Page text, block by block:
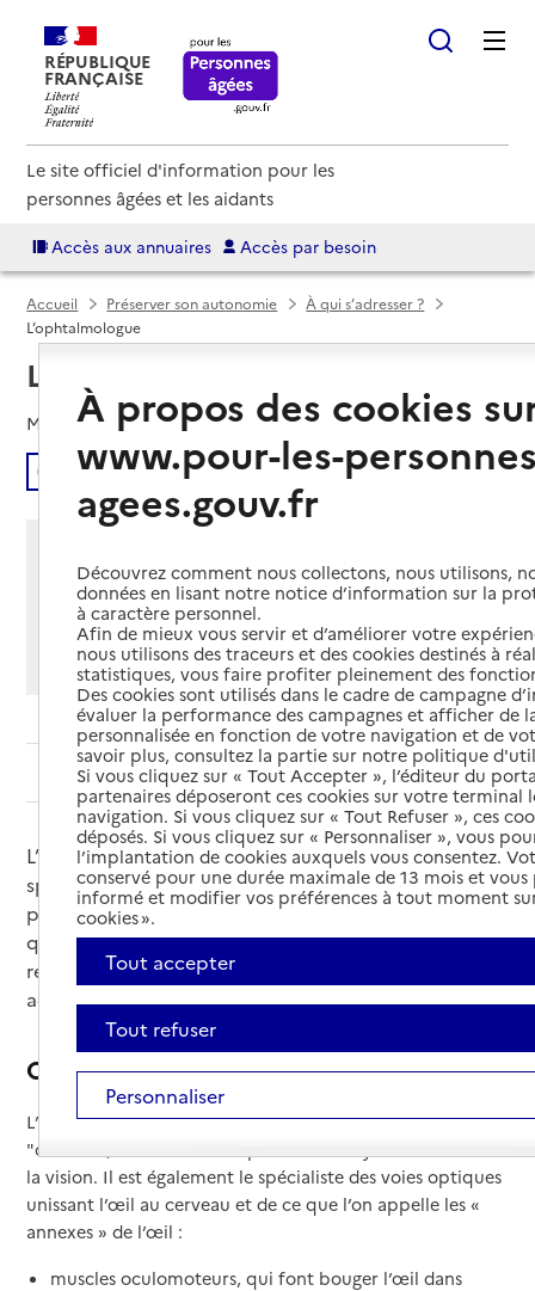
RÉPUBLIQUE
FRANÇAISE
Le site officiel d'information pour les
personnes âgées et les aidants
Accès aux annuaires Accès par besoin
Accueil Préserver son autonomie
À qui s’adresser ?
L’ophtalmologue
L’ophtalmologue
Mis à jour le05/10/2021
Écouter
ImprimerPartager par email
Partager sur Facebook
Partager sur X
Partager sur Linkedin
Si vous souhaitez partager sur Facebook, LinkedIn, X et
Whatsapp, veuillezautoriser le dépôt de cookies.
Sommaire
L’ophtalmologiste ou ophtalmologue est le médecin
spécialiste des yeux et de la vision. L’ophtalmologue
prend en charge l’ensemble des troubles de la vision
qu’il s’agisse de pathologie ou d’anomalie de la
réfraction. Il prescrit le traitement ou correction
adapté à chaque cas.
Qu’est-ce qu’un ophtalmologue ?
L’ophtalmologue ou ophtalmologiste, appelé autrefois
"oculiste", est le médecin spécialiste des yeux et de
la vision. Il est également le spécialiste des voies optiques
unissant l’œil au cerveau et de ce que l’on appelle les «
annexes » de l’œil :
muscles oculomoteurs, qui font bouger l’œil dans
À propos des cookies
www.pour-les-
agees.gouv.fr
Découvrez comment nous collectons, nous utilisons,
données en lisant notre notice d’information sur la
à caractère personnel.
Afin de mieux vous servir et d’améliorer votre
nous utilisons des traceurs et des cookies destinés à
statistiques, vous faire profiter pleinement des
Des cookies sont utilisés dans le cadre de campagne
évaluer la performance des campagnes et afficher de
personnalisée en fonction de votre navigation et de
savoir plus, consultez la partie sur notre politique
Si vous cliquez sur « Tout Accepter », l’éditeur du
partenaires déposeront ces cookies sur votre terminal
navigation. Si vous cliquez sur « Tout Refuser », ces
déposés. Si vous cliquez sur « Personnaliser », vous
l’implantation de cookies auxquels vous consentez.
conservé pour une durée maximale de 13 mois et
informé et modifier vos préférences à tout moment
cookies ».
Tout accepter
Tout refuser
Personnaliser